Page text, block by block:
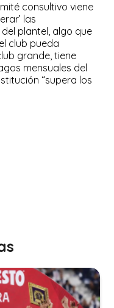
consultivo viene
las
plantel, algo que
club pueda
grande, tiene
mensuales del
“supera los